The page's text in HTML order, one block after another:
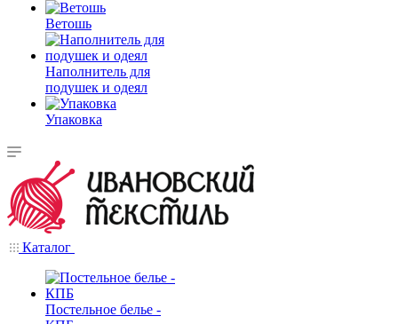
Ветошь
Наполнитель для
подушек и одеял
Упаковка
Каталог
Постельное белье -